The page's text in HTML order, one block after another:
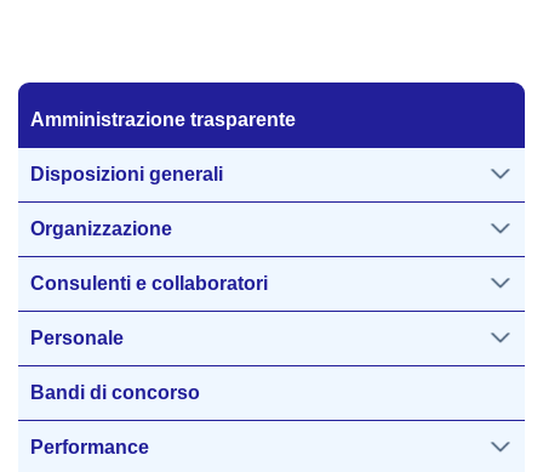
Amministrazione trasparente
Amministrazione trasparente
Disposizioni generali
Organizzazione
Consulenti e collaboratori
Personale
Bandi di concorso
Performance